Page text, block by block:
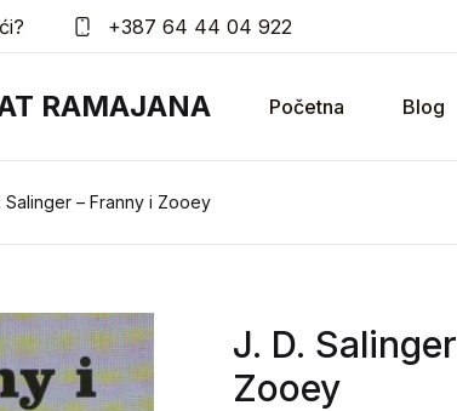
+387 64 44 04 922
RAMAJANA Početna Blog
Salinger – Franny i Zooey
J. D. Salinger
Zooey